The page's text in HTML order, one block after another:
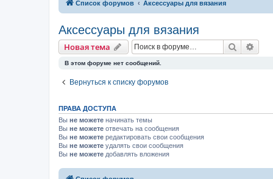
Список форумов Аксессуары для вязания
Аксессуары для вязания
Новая тема Поиск
В этом форуме нет сообщений.
Вернуться к списку форумов
ПРАВА ДОСТУПА
Вы не можете начинать темы
Вы не можете отвечать на сообщения
Вы не можете редактировать свои сообщения
Вы не можете удалять свои сообщения
Вы не можете добавлять вложения